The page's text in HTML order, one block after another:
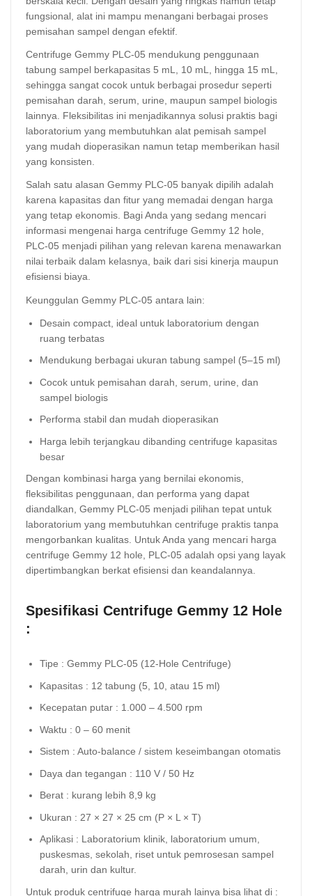
fungsional, alat ini mampu menangani berbagai proses
pemisahan sampel dengan efektif.
Centrifuge Gemmy PLC-05 mendukung penggunaan
tabung sampel berkapasitas 5 mL, 10 mL, hingga 15 mL,
sehingga sangat cocok untuk berbagai prosedur seperti
pemisahan darah, serum, urine, maupun sampel biologis
lainnya. Fleksibilitas ini menjadikannya solusi praktis bagi
laboratorium yang membutuhkan alat pemisah sampel
yang mudah dioperasikan namun tetap memberikan hasil
yang konsisten.
Salah satu alasan Gemmy PLC-05 banyak dipilih adalah
karena kapasitas dan fitur yang memadai dengan harga
yang tetap ekonomis. Bagi Anda yang sedang mencari
informasi mengenai harga centrifuge Gemmy 12 hole,
PLC-05 menjadi pilihan yang relevan karena menawarkan
nilai terbaik dalam kelasnya, baik dari sisi kinerja maupun
efisiensi biaya.
Keunggulan Gemmy PLC-05 antara lain:
Desain compact, ideal untuk laboratorium dengan
ruang terbatas
Mendukung berbagai ukuran tabung sampel (5–15 ml)
Cocok untuk pemisahan darah, serum, urine, dan
sampel biologis
Performa stabil dan mudah dioperasikan
Harga lebih terjangkau dibanding centrifuge kapasitas
besar
Dengan kombinasi harga yang bernilai ekonomis,
fleksibilitas penggunaan, dan performa yang dapat
diandalkan, Gemmy PLC-05 menjadi pilihan tepat untuk
laboratorium yang membutuhkan centrifuge praktis tanpa
mengorbankan kualitas. Untuk Anda yang mencari harga
centrifuge Gemmy 12 hole, PLC-05 adalah opsi yang layak
dipertimbangkan berkat efisiensi dan keandalannya.
Spesifikasi Centrifuge Gemmy 12 Hole
:
Tipe : Gemmy PLC-05 (12-Hole Centrifuge)
Kapasitas : 12 tabung (5, 10, atau 15 ml)
Kecepatan putar : 1.000 – 4.500 rpm
Waktu : 0 – 60 menit
Sistem : Auto-balance / sistem keseimbangan otomatis
Daya dan tegangan : 110 V / 50 Hz
Berat : kurang lebih 8,9 kg
Ukuran : 27 × 27 × 25 cm (P × L × T)
Aplikasi : Laboratorium klinik, laboratorium umum,
puskesmas, sekolah, riset untuk pemrosesan sampel
darah, urin dan kultur.
Untuk produk centrifuge harga murah lainya bisa lihat di :